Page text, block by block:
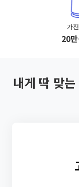
가
20
내게 딱 맞